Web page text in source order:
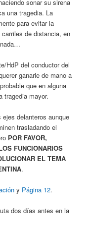
sonar su sirena
una tragedia. La
para evitar la
de distancia, en
HdP del conductor del
ganarle de mano a
que en alguna
tragedia mayor.
delanteros aunque
trasladando el
POR FAVOR,
FUNCIONARIOS
EL TEMA
.
y Página 12.
dos días antes en la